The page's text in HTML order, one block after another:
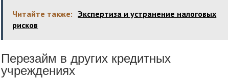
Читайте также: Экспертиза и устранение налоговых
рисков
Перезайм в других кредитных
учреждениях